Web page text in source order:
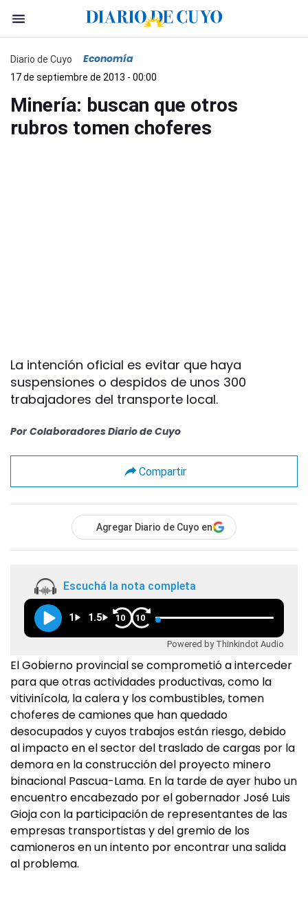
Diario de Cuyo Economía
17 de septiembre de 2013 - 00:00
Minería: buscan que otros
rubros tomen choferes
La intención oficial es evitar que haya
suspensiones o despidos de unos 300
trabajadores del transporte local.
Por Colaboradores Diario de Cuyo
Compartir
Agregar Diario de Cuyo en
Escuchá la nota completa
1 1.5 10 10
Powered by Thinkindot Audio
El Gobierno provincial se comprometió a interceder
para que otras actividades productivas, como la
vitivinícola, la calera y los combustibles, tomen
choferes de camiones que han quedado
desocupados y cuyos trabajos están riesgo, debido
al impacto en el sector del traslado de cargas por la
demora en la construcción del proyecto minero
binacional Pascua-Lama. En la tarde de ayer hubo un
encuentro encabezado por el gobernador José Luis
Gioja con la participación de representantes de las
empresas transportistas y del gremio de los
camioneros en un intento por encontrar una salida
al problema.